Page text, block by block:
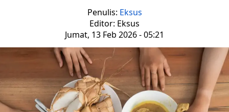
Penulis: Eksus
Editor: Eksus
Jumat, 13 Feb 2026 - 05:21